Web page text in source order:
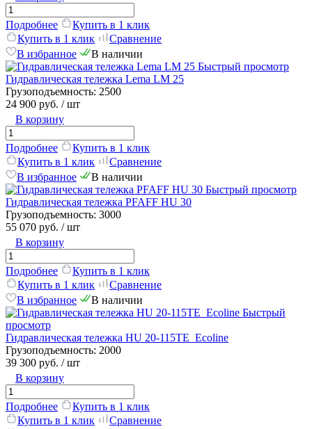
Подробнее
Купить в 1 клик
Купить в 1 клик
Сравнение
В избранное
В наличии
Быстрый просмотр
Гидравлическая тележка Lema LM 25
Грузоподъемность: 2500
24 900 руб. / шт
В корзину
Подробнее
Купить в 1 клик
Купить в 1 клик
Сравнение
В избранное
В наличии
Быстрый просмотр
Гидравлическая тележка PFAFF HU 30
Грузоподъемность: 3000
55 070 руб. / шт
В корзину
Подробнее
Купить в 1 клик
Купить в 1 клик
Сравнение
В избранное
В наличии
Быстрый
просмотр
Гидравлическая тележка HU 20-115TE_Ecoline
Грузоподъемность: 2000
39 300 руб. / шт
В корзину
Подробнее
Купить в 1 клик
Купить в 1 клик
Сравнение